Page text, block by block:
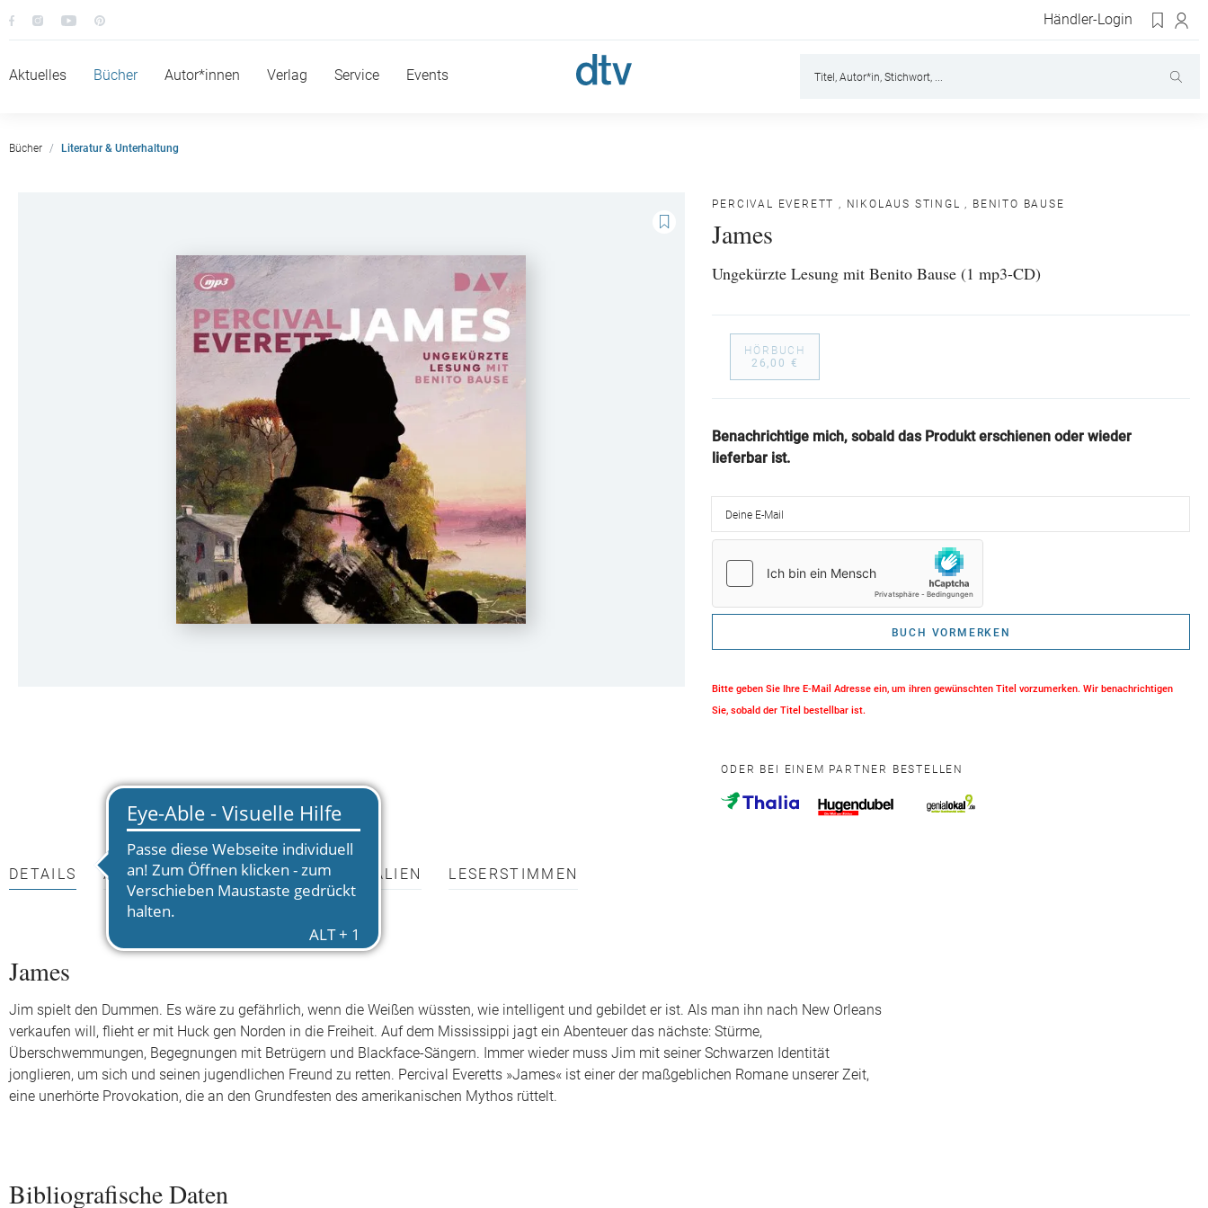
Händler-Login
Aktuelles Bücher Autor*innen Verlag Service Events
Bücher Literatur & Unterhaltung
PERCIVAL EVERETT , NIKOLAUS STINGL , BENITO BAUSE
James
Ungekürzte Lesung mit Benito Bause (1 mp3-CD)
HÖRBUCH
26,00 €
Benachrichtige mich, sobald das Produkt erschienen oder wieder
lieferbar ist.
BUCH VORMERKEN
Bitte geben Sie Ihre E-Mail Adresse ein, um ihren gewünschten Titel vorzumerken. Wir benachrichtigen
Sie, sobald der Titel bestellbar ist.
ODER BEI EINEM PARTNER BESTELLEN
DETAILS AUTOR*INNEN PRESSEMATERIALIEN LESERSTIMMEN
James
Jim spielt den Dummen. Es wäre zu gefährlich, wenn die Weißen wüssten, wie intelligent und gebildet er ist. Als man ihn nach New Orleans
verkaufen will, flieht er mit Huck gen Norden in die Freiheit. Auf dem Mississippi jagt ein Abenteuer das nächste: Stürme,
Überschwemmungen, Begegnungen mit Betrügern und Blackface-Sängern. Immer wieder muss Jim mit seiner Schwarzen Identität
jonglieren, um sich und seinen jugendlichen Freund zu retten. Percival Everetts »James« ist einer der maßgeblichen Romane unserer Zeit,
eine unerhörte Provokation, die an den Grundfesten des amerikanischen Mythos rüttelt.
Bibliografische Daten